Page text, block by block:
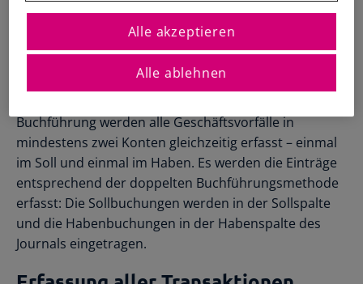
Alle Funktionen
Übersicht & Infos
Übersichtliche Entscheidungshilfen
Starthilfe-Paket
Hilfe beim Aufsetzen der Buchhaltung
Registrierte Steuerberater und
Buchhalter
Das Journal und die doppelte
Buchführung
Das Journal ist eng mit dem Prinzip der doppelten
Buchführung werden alle Geschäftsvorfälle in
mindestens zwei Konten gleichzeitig erfasst – einmal
im Soll und einmal im Haben. Es werden die Einträge
entsprechend der doppelten Buchführungsmethode
erfasst: Die Sollbuchungen werden in der Sollspalte
und die Habenbuchungen in der Habenspalte des
Journals eingetragen.
Alle ablehnen
Alle akzeptieren